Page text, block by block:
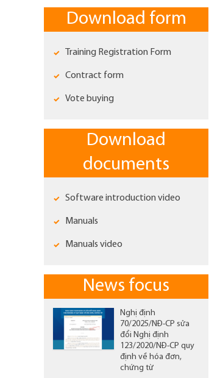
Download form
Training Registration Form
Contract form
Vote buying
Download
documents
Software introduction video
Manuals
Manuals video
News focus
Nghị định
70/2025/NĐ-CP sửa
đổi Nghị định
123/2020/NĐ-CP quy
định về hóa đơn,
chứng từ